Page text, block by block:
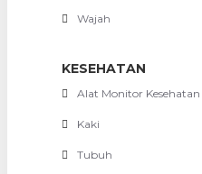
Wajah
KESEHATAN
Alat Monitor Kesehatan
Kaki
Tubuh